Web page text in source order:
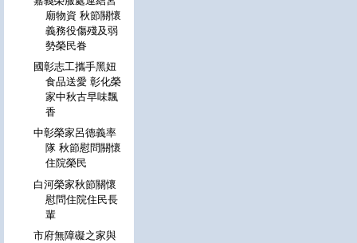
廟物資 秋節關懷
義務役傷殘及弱
勢榮民眷
國彰志工攜手黑妞
食品送愛 彰化榮
家中秋古早味飄
香
中彰榮家呂德義率
隊 秋節慰問關懷
住院榮民
白河榮家秋節關懷
慰問住院住民長
輩
市府無障礙之家與